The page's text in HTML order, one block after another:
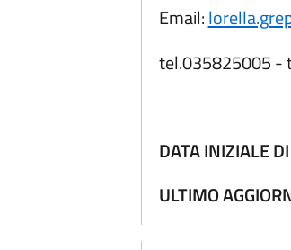
Email:
tel.035825005 -
DATA INIZIALE
ULTIMO